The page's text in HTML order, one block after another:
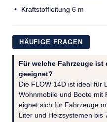
Kraftstoffleitung 6 m
HÄUFIGE FRAGEN
Für welche Fahrzeuge ist
geeignet?
Die FLOW 14D ist ideal für
Wohnmobile und Boote mit
eignet sich für Fahrzeuge
Liter und Heizsystemen